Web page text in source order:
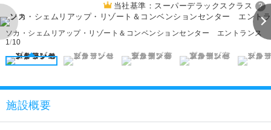
当社基準：スーパーデラックスクラス ?
ソカ・シェムリアップ・リゾート＆コンベンションセンター エントランス
1/10
施設概要